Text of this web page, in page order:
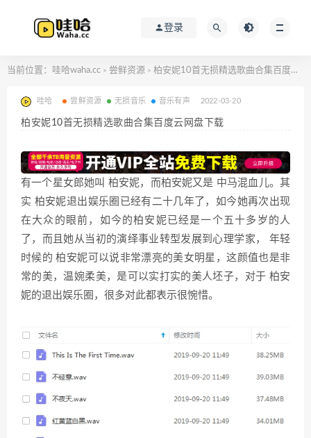
登录
当前位置： 哇哈waha.cc > 尝鲜资源 > 柏安妮10首无损精选歌曲合集百度云网盘下载
哇哈 尝鲜资源 无损音乐 音乐有声 2022-03-20
柏安妮10首无损精选歌曲合集百度云网盘下载
有一个星女郎她叫 柏安妮，而柏安妮又是 中马混血儿。其
实 柏安妮退出娱乐圈已经有二十几年了，如今她再次出现
在大众的眼前，如今的柏安妮已经是一个五十多岁的人
了，而且她从当初的演绎事业转型发展到心理学家， 年轻
时候的 柏安妮可以说非常漂亮的美女明星，这颜值也是非
常的美，温婉柔美，是可以实打实的美人坯子，对于 柏安
妮的退出娱乐圈，很多对此都表示很惋惜。